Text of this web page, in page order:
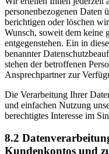
personenbezogenen Daten
berichtigen oder löschen
Wunsch, soweit dem keine
entgegenstehen. Ein in
benannter
stehen der betroffenen
Ansprechpartner zur
Die Verarbeitung Ihrer
und einfachen Nutzung
berechtigtes Interesse im
8.2
Kundenkontos und